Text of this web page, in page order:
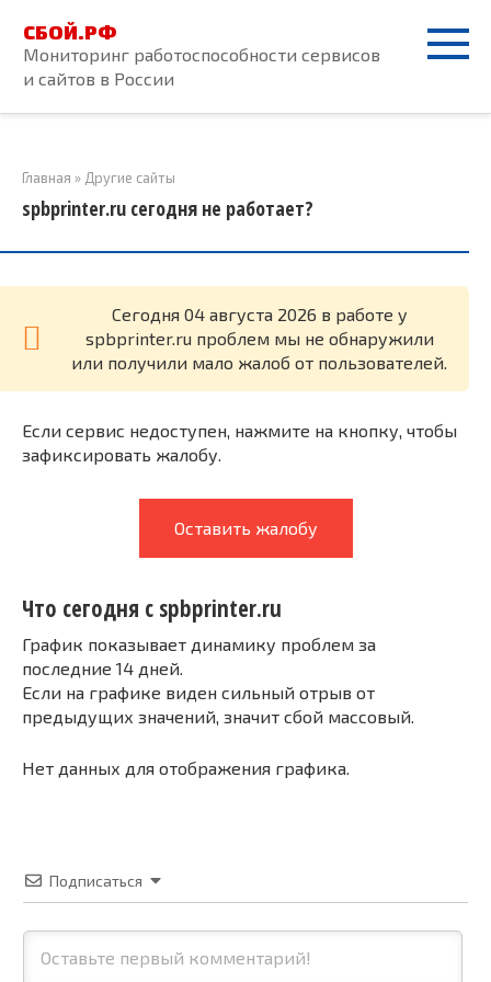
контенту
СБОЙ.РФ
Мониторинг работоспособности сервисов
и сайтов в России
Главная » Другие сайты
spbprinter.ru сегодня не работает?
Cегодня 04 августа 2026 в работе у
spbprinter.ru проблем мы не обнаружили
или получили мало жалоб от пользователей.
Если сервис недоступен, нажмите на кнопку, чтобы
зафиксировать жалобу.
Оставить жалобу
Что сегодня с spbprinter.ru
График показывает динамику проблем за
последние 14 дней.
Если на графике виден сильный отрыв от
предыдущих значений, значит сбой массовый.
Нет данных для отображения графика.
Подписаться